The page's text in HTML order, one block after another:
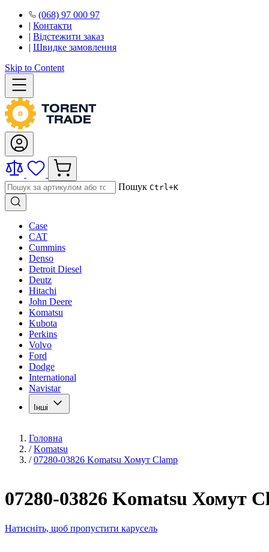
(068) 97 000 97
| Контакти
| Відстежити заказ
| Швидке замовлення
Skip to Content
Пошук Ctrl+K
Case
CAT
Cummins
Denso
Detroit Diesel
Deutz
Hitachi
John Deere
Komatsu
Kubota
Perkins
Volvo
Ford
Dodge
International
Navistar
Інші
Головна
/ Komatsu
/ 07280-03826 Komatsu Хомут Clamp
07280-03826 Komatsu Хомут
Натисніть, щоб пропустити карусель